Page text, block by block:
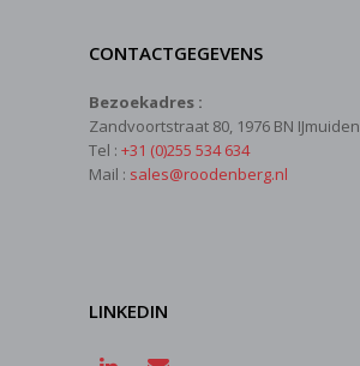
CONTACTGEGEVENS
Bezoekadres :
Zandvoortstraat 80, 1976 BN IJmuiden
Tel : +31 (0)255 534 634
Mail : sales@roodenberg.nl
LINKEDIN